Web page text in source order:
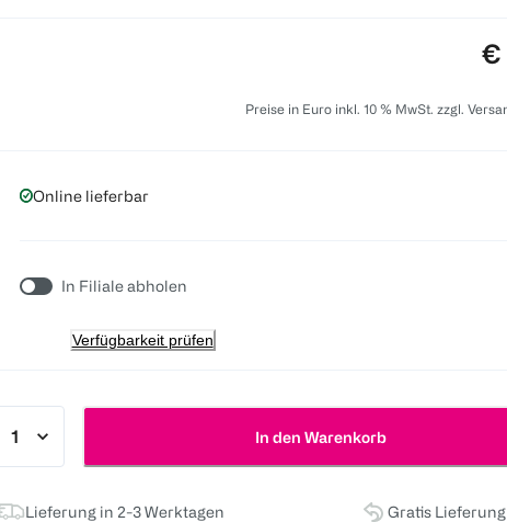
€
Preise in Euro inkl. 10 % MwSt. zzgl.
Online lieferbar
In Filiale abholen
Verfügbarkeit prüfen
In den Warenkorb
Lieferung in 2-3 Werktagen Gratis